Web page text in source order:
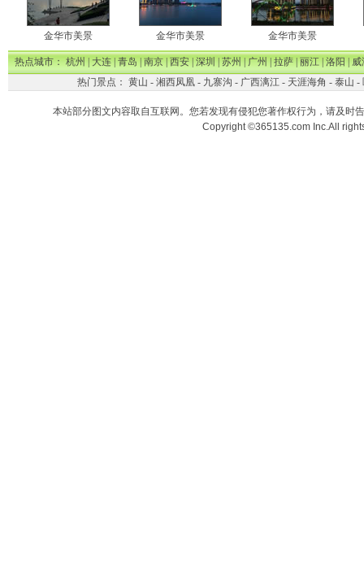
金华市美景 金华市美景 金华市美景
热点城市：杭州|大连|青岛|南京|西安|深圳|苏州|广州|拉萨|丽江|洛阳|威
热门景点： 黄山 - 湘西凤凰- 九寨沟 - 广西漓江- 天涯海角 - 泰山 -
本站部分图文内容取自互联网。您若发现有侵犯您著作权行为，请及时
Copyright ©365135.com Inc.All